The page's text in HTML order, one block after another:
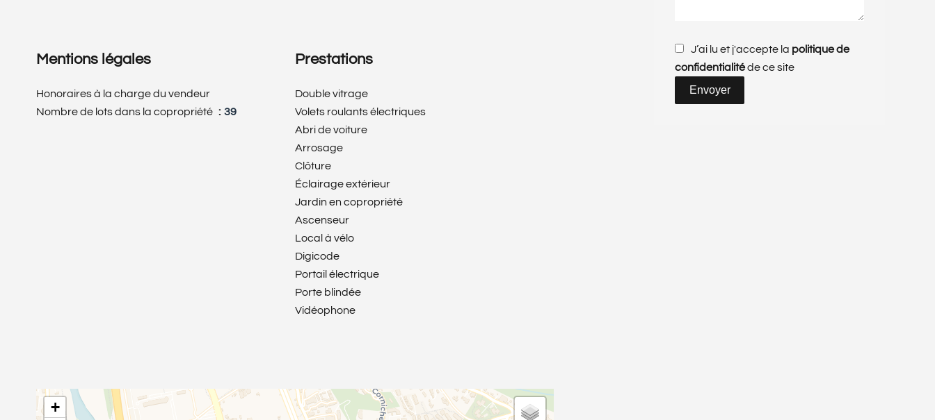
Mentions légales
Honoraires à la charge du vendeur
Nombre de lots dans la copropriété
39
Prestations
Double vitrage
Volets roulants électriques
Abri de voiture
Arrosage
Clôture
Éclairage extérieur
Jardin en copropriété
Ascenseur
Local à vélo
Digicode
Portail électrique
Porte blindée
Vidéophone
+
J’ai lu et j'accepte la politique de
confidentialitéde ce site
Envoyer